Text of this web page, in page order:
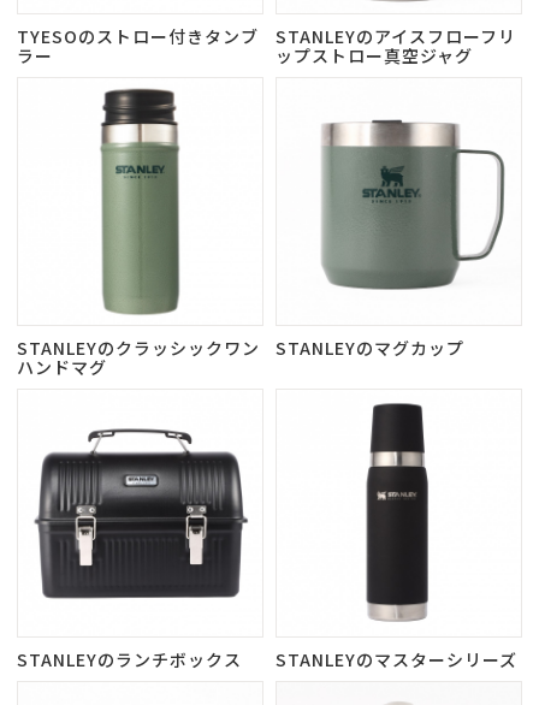
TYESOのストロー付きタンブ
ラー
STANLEYのアイスフローフリ
ップストロー真空ジャグ
STANLEYのクラッシックワン
ハンドマグ
STANLEYのマグカップ
STANLEYのランチボックス STANLEYのマスターシリーズ